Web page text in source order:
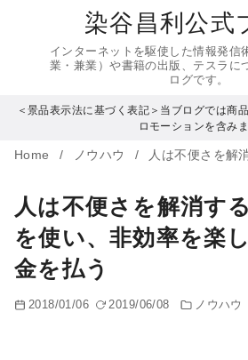
へ
染谷昌利公式
インターネットを駆使した情報発信
業・兼業）や書籍の出版、テスラに
ログです。
＜景品表示法に基づく表記＞当ブログでは商
ロモーションを含み
Home ノウハウ 人は不便さを解消するためにお
人は不便さを解消す
を使い、非効率を楽
金を払う
2018/01/06 2019/06/08 ノウハウ